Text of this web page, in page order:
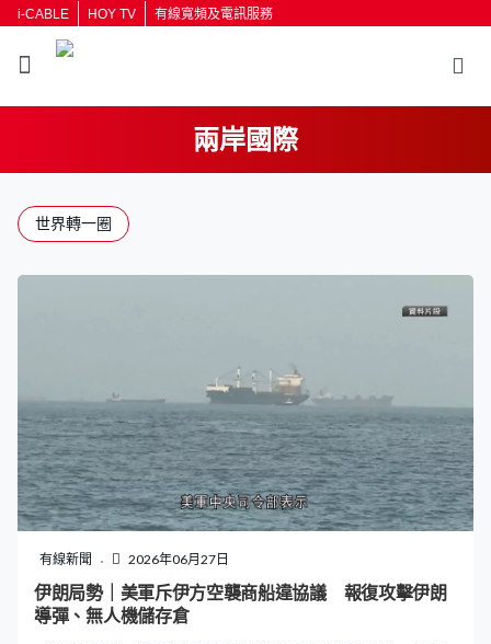
i-CABLE HOY TV 有線寬頻及電訊服務
兩岸國際
世界轉一圈
有線新聞 2026年06月27日
伊朗局勢｜美軍斥伊方空襲商船違協議 報復攻擊伊朗
導彈、無人機儲存倉